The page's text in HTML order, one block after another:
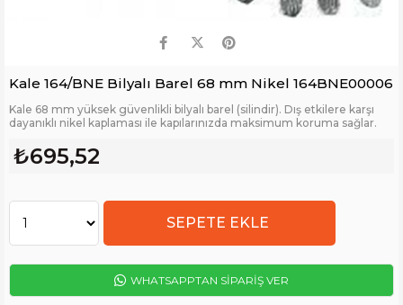
Kale 164/BNE Bilyalı Barel 68 mm Nikel 164BNE00006
Kale 68 mm yüksek güvenlikli bilyalı barel (silindir). Dış etkilere karşı
dayanıklı nikel kaplaması ile kapılarınızda maksimum koruma sağlar.
₺695,52
WHATSAPPTAN SİPARİŞ VER